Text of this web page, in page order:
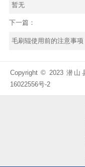
暂无
下一篇：
毛刷辊使用前的注意事项
Copyright © 2023 潜
16022556号-2